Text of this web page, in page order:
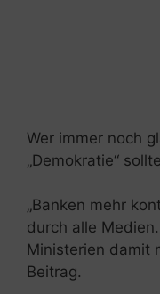
Wer immer noch
„Demokratie“
„Banken mehr
durch alle
Ministerien damit
Beitrag.